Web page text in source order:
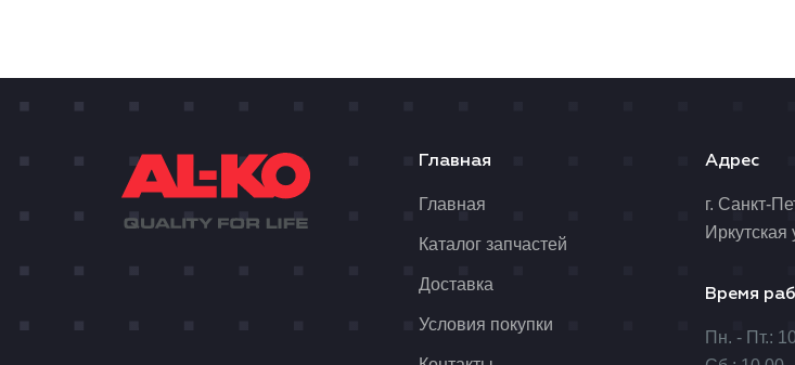
Главная
Главная
Каталог запчастей
Доставка
Условия покупки
Адрес
г. Санкт-
Иркутская
Время
Пн. - Пт.: